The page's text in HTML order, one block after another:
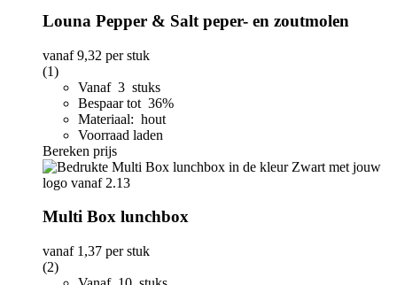
Louna Pepper & Salt peper- en zoutmolen
vanaf9,32 per stuk
(1)
Vanaf 3 stuks
Bespaar tot 36%
Materiaal: hout
Voorraad laden
Bereken prijs
Multi Box lunchbox
vanaf 1,37 per stuk
(2)